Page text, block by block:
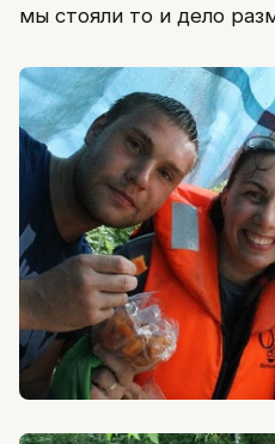
мы стояли то и дело